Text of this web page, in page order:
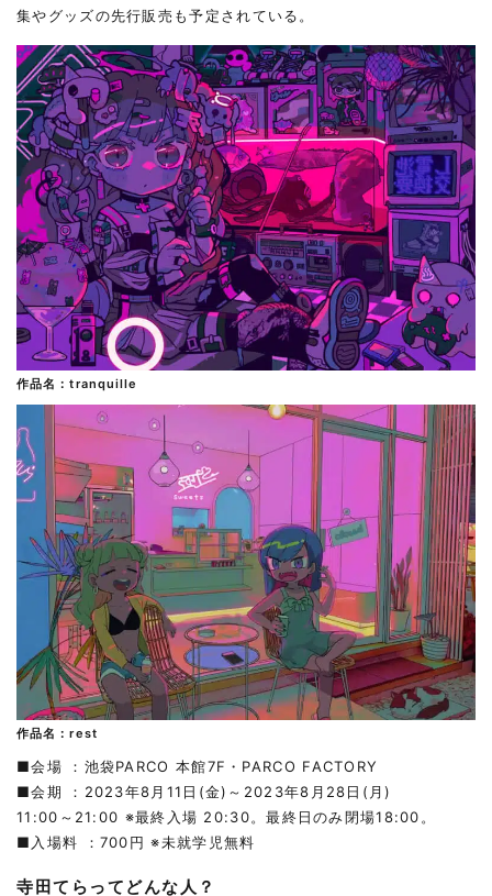
集やグッズの先行販売も予定されている。
作品名：tranquille
作品名：rest
■会場 ：池袋PARCO 本館7F・PARCO FACTORY
■会期 ：2023年8月11日(金)～2023年8月28日(月)
11:00～21:00 ※最終入場 20:30。最終日のみ閉場18:00。
■入場料 ：700円 ※未就学児無料
寺田てらってどんな人？